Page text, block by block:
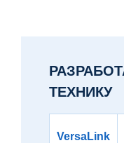
ТЕХНИКУ
VersaLink